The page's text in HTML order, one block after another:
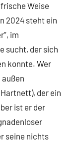
Weise
2024 steht ein
im
sucht, der sich
konnte. Wer
der ein
ist er der
seine nichts